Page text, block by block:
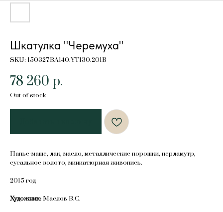
Шкатулка "Черемуха"
SKU: 150327.BA140.YT130.201B
78 260 р.
Out of stock
Папье-маше, лак, масло, металлические порошки, перламутр,
сусальное золото, миниатюрная живопись.
2015 год
Художник:Маслов В.С.